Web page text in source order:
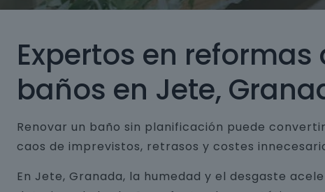
Expertos en reformas
baños en Jete,
Renovar un baño sin planificación puede
caos de imprevistos, retrasos y costes
En Jete, Granada, la humedad y el desgaste